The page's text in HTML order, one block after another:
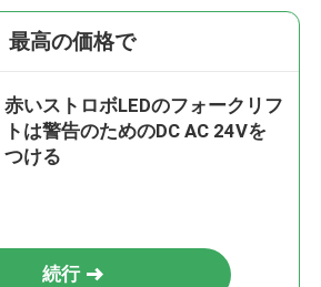
最高の価格で
赤いストロボLEDのフォークリフ
トは警告のためのDC AC 24Vを
つける
続行